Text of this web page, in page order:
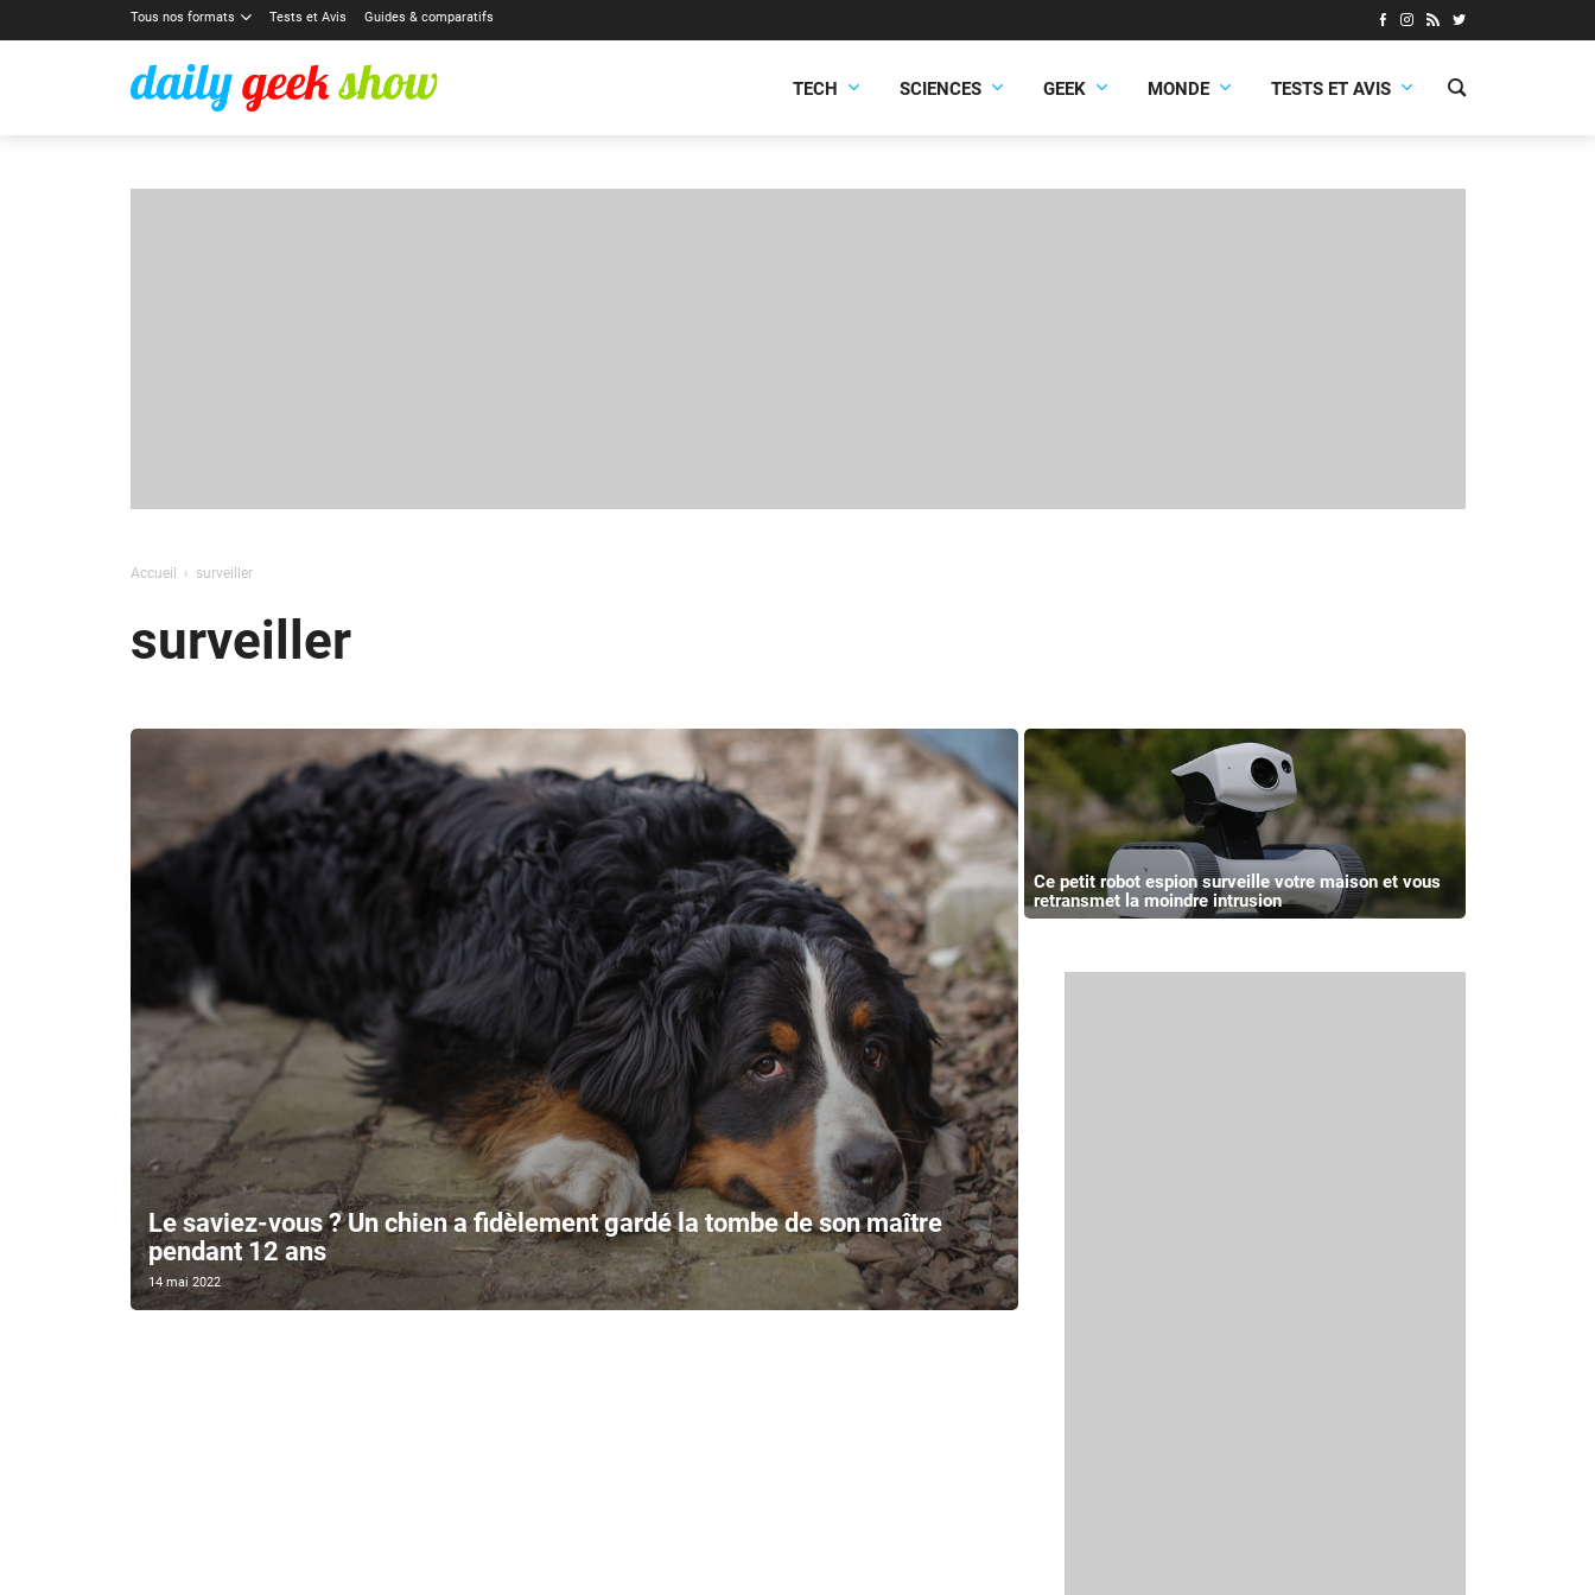
Tous nos formats Tests et Avis Guides & comparatifs
TECH SCIENCES GEEK MONDE TESTS ET AVIS
Accueil surveiller
surveiller
Le saviez-vous ? Un chien a fidèlement gardé la tombe de son maître
pendant 12 ans
14 mai 2022
Ce petit robot espion surveille votre maison et vous
retransmet la moindre intrusion